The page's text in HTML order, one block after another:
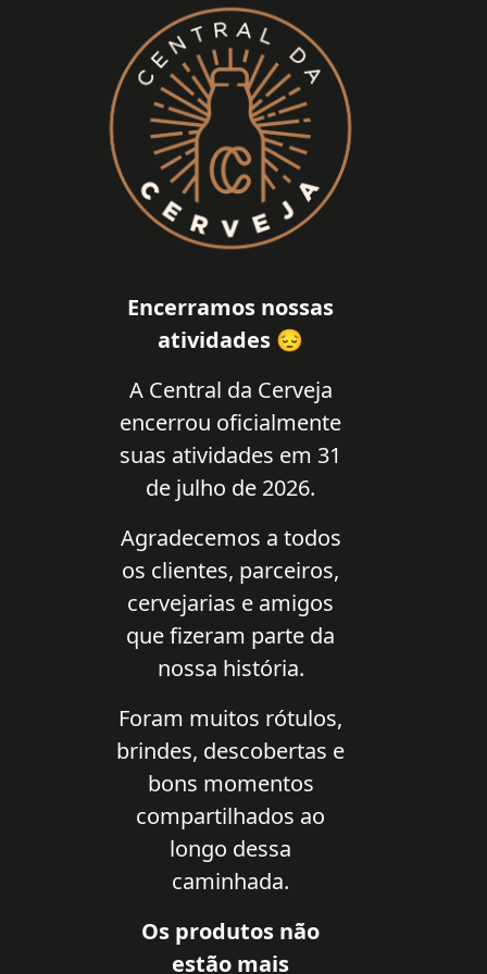
Encerramos nossas
atividades 😔
A Central da Cerveja
encerrou oficialmente
suas atividades em 31
de julho de 2026.
Agradecemos a todos
os clientes, parceiros,
cervejarias e amigos
que fizeram parte da
nossa história.
Foram muitos rótulos,
brindes, descobertas e
bons momentos
compartilhados ao
longo dessa
caminhada.
Os produtos não
estão mais